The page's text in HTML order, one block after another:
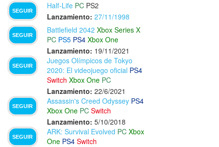
SEGUIR
Half-Life PC PS2
Lanzamiento: 27/11/1998
SEGUIR
Battlefield 2042 Xbox Series X
PC PS5 PS4 Xbox One
Lanzamiento: 19/11/2021
SEGUIR
Juegos Olímpicos de Tokyo
2020: El videojuego oficial PS4
Switch Xbox One PC
Lanzamiento: 22/6/2021
SEGUIR
Assassin's Creed Odyssey PS4
Xbox One PC Switch
Lanzamiento: 5/10/2018
SEGUIR
ARK: Survival Evolved PC Xbox
One PS4 Switch